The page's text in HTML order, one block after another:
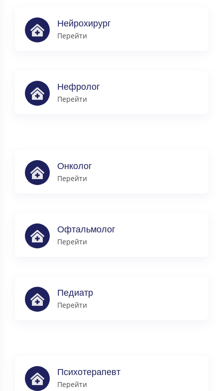
Нейрохирург
Перейти
Нефролог
Перейти
Онколог
Перейти
Офтальмолог
Перейти
Педиатр
Перейти
Психотерапевт
Перейти